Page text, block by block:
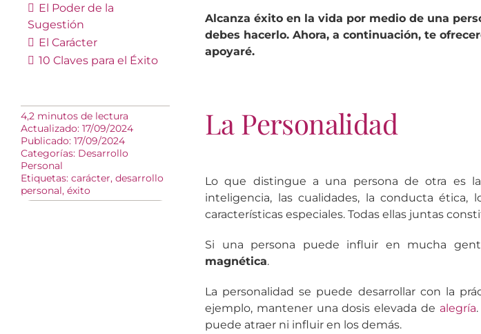
El Poder de la
Sugestión
El Carácter
10 Claves para el Éxito
4,2 minutos de lectura
Actualizado: 17/09/2024
Publicado: 17/09/2024
Categorías: Desarrollo
Personal
Etiquetas: carácter, desarrollo
personal, éxito
Alcanza éxito en la vida por medio de una
debes hacerlo. Ahora, a continuación, te
apoyaré.
La Personalidad
Lo que distingue a una persona de otra es
inteligencia, las cualidades, la conducta ética,
características especiales. Todas ellas juntas
Si una persona puede influir en mucha
magnética.
La personalidad se puede desarrollar con la
ejemplo, mantener una dosis elevada de alegría
puede atraer ni influir en los demás.